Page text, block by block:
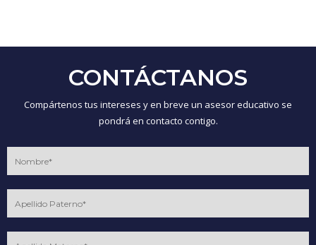
CONTÁCTANOS
Compártenos tus intereses y en breve un asesor educativo se
pondrá en contacto contigo.